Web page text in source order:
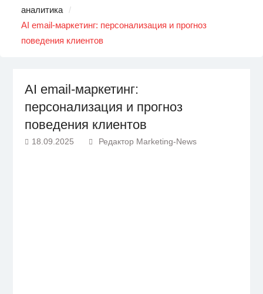
аналитика
AI email-маркетинг: персонализация и прогноз
поведения клиентов
AI email-маркетинг:
персонализация и прогноз
поведения клиентов
18.09.2025 Редактор Marketing-News